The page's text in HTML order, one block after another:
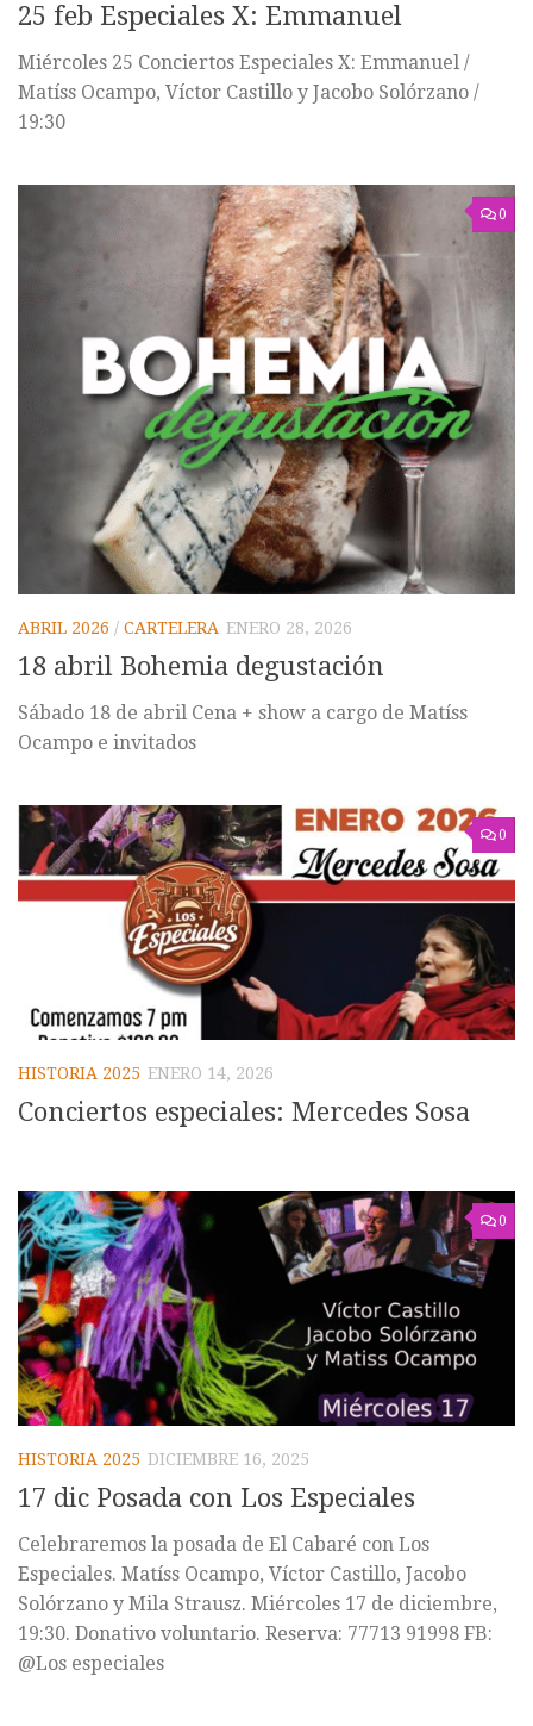
25 feb Especiales X: Emmanuel
Miércoles 25 Conciertos Especiales X: Emmanuel /
Matíss Ocampo, Víctor Castillo y Jacobo Solórzano /
19:30
0
ABRIL 2026 / CARTELERA ENERO 28, 2026
18 abril Bohemia degustación
Sábado 18 de abril Cena + show a cargo de Matíss
Ocampo e invitados
0
HISTORIA 2025 ENERO 14, 2026
Conciertos especiales: Mercedes Sosa
0
HISTORIA 2025 DICIEMBRE 16, 2025
17 dic Posada con Los Especiales
Celebraremos la posada de El Cabaré con Los
Especiales. Matíss Ocampo, Víctor Castillo, Jacobo
Solórzano y Mila Strausz. Miércoles 17 de diciembre,
19:30. Donativo voluntario. Reserva: 77713 91998 FB:
@Los especiales